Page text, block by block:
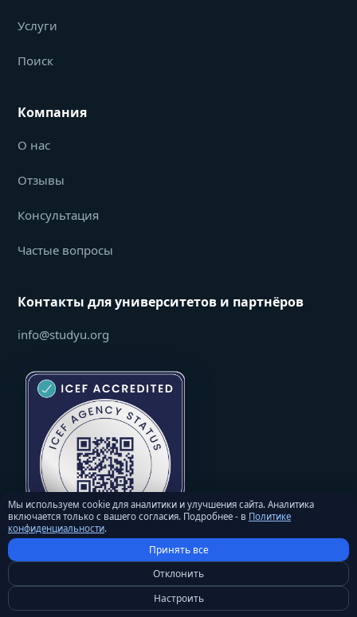
Услуги
Поиск
Компания
О нас
Отзывы
Консультация
Частые вопросы
Контакты для университетов и партнёров
info@studyu.org
Мы используем cookie для аналитики и улучшения сайта. Аналитика
включается только с вашего согласия. Подробнее - в Политике
конфиденциальности.
Принять все
Отклонить
Настроить